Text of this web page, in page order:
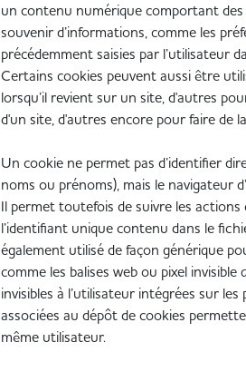
un contenu numérique comportant
souvenir d’informations, comme les
précédemment saisies par l’utilisateur
Certains cookies peuvent aussi être
lorsqu’il revient sur un site, d'autres
d'un site, d'autres encore pour faire de
Un cookie ne permet pas d’identifier
noms ou prénoms), mais le navigateur
Il permet toutefois de suivre les actions
l’identifiant unique contenu dans le
également utilisé de façon générique
comme les balises web ou pixel
invisibles à l’utilisateur intégrées sur
associées au dépôt de cookies
même utilisateur.